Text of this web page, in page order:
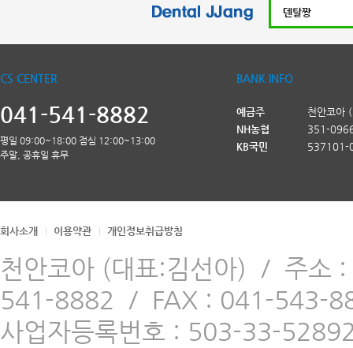
CS CENTER
041-541-8882
평일 09:00~18:00 점심 12:00~13:00
주말, 공휴일 휴무
BANK INFO
예금주
천안코아
NH농협
351-
KB국민
537101-
회사소개 이용약관 개인정보취급방침
천안코아 (대표:김선아) / 주소
541-8882 / FAX : 041-543-
사업자등록번호 : 503-33-